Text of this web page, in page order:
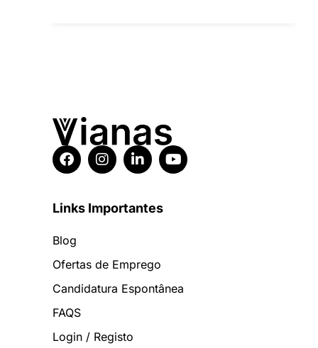
Links Importantes
Blog
Ofertas de Emprego
Candidatura Espontânea
FAQS
Login / Registo